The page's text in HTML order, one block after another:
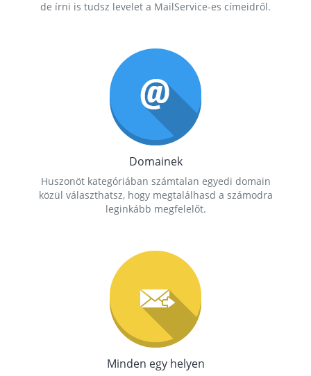
de írni is tudsz levelet a MailService-es címeidről.
Domainek
Huszonöt kategóriában számtalan egyedi domain
közül választhatsz, hogy megtalálhasd a számodra
leginkább megfelelőt.
Minden egy helyen